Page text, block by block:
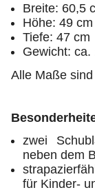
Breite: 60,5
Höhe: 49 cm
Tiefe: 47 cm
Gewicht: ca.
Alle Maße
zwei
neben dem
für Kinder-